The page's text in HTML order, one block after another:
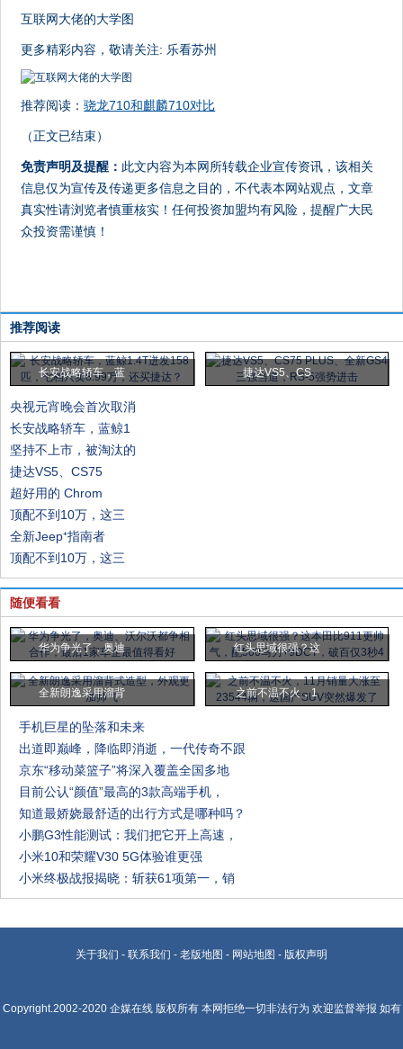
互联网大佬的大学图
更多精彩内容，敬请关注: 乐看苏州
推荐阅读：骁龙710和麒麟710对比
（正文已结束）
免责声明及提醒： 此文内容为本网所转载企业宣传资讯，该相关
信息仅为宣传及传递更多信息之目的，不代表本网站观点，文章
真实性请浏览者慎重核实！任何投资加盟均有风险，提醒广大民
众投资需谨慎！
推荐阅读
长安战略轿车，蓝 捷达VS5、CS
央视元宵晚会首次取消
长安战略轿车，蓝鲸1
坚持不上市，被淘汰的
捷达VS5、CS75
超好用的 Chrom
顶配不到10万，这三
全新Jeep⁺指南者
顶配不到10万，这三
随便看看
华为争光了，奥迪 红头思域很强？这
全新朗逸采用溜背 之前不温不火，1
手机巨星的坠落和未来
出道即巅峰，降临即消逝，一代传奇不跟
京东“移动菜篮子”将深入覆盖全国多地
目前公认“颜值”最高的3款高端手机，
知道最娇娆最舒适的出行方式是哪种吗？
小鹏G3性能测试：我们把它开上高速，
小米10和荣耀V30 5G体验谁更强
小米终极战报揭晓：斩获61项第一，销
关于我们 - 联系我们 - 老版地图 - 网站地图 - 版权声明
Copyright.2002-2020 企媒在线版权所有 本网拒绝一切非法行为 欢迎监督举报 如有